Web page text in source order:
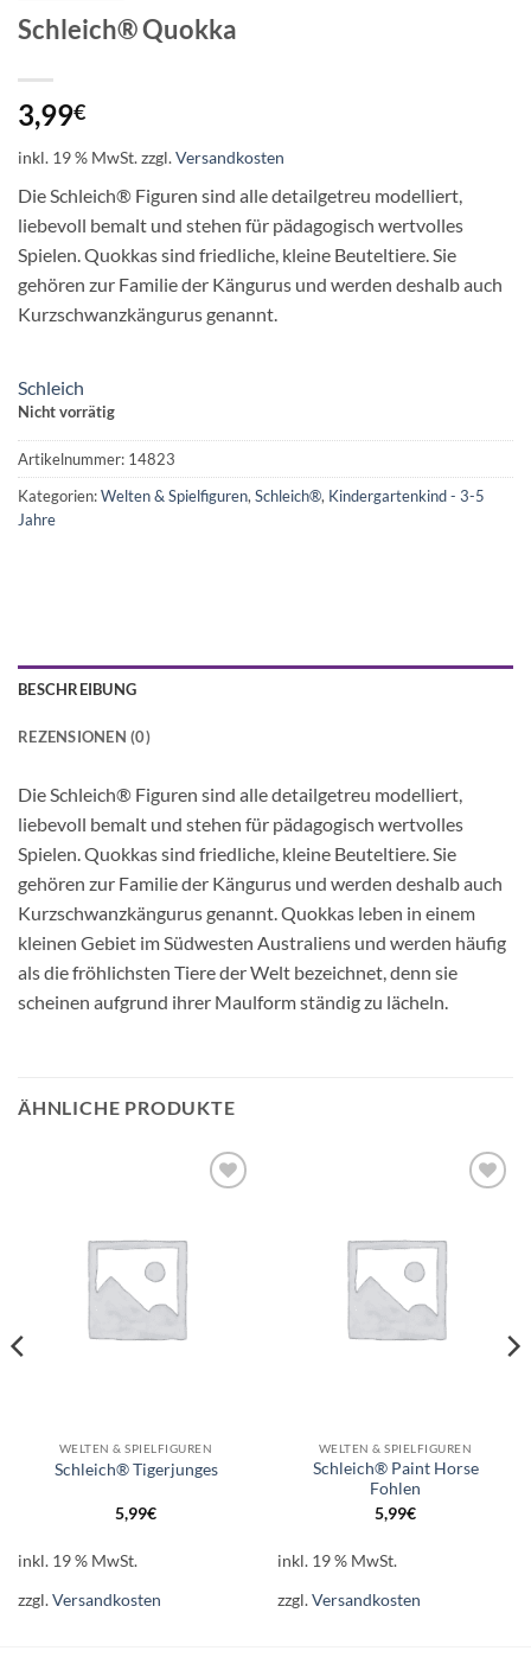
Schleich® Quokka
3,99€
inkl. 19 % MwSt.zzgl.Versandkosten
Die Schleich® Figuren sind alle detailgetreu modelliert,
liebevoll bemalt und stehen für pädagogisch wertvolles
Spielen. Quokkas sind friedliche, kleine Beuteltiere. Sie
gehören zur Familie der Kängurus und werden deshalb auch
Kurzschwanzkängurus genannt.
Schleich
Nicht vorrätig
Artikelnummer: 14823
Kategorien:Welten & Spielfiguren, Schleich®, Kindergartenkind - 3-5
Jahre
BESCHREIBUNG
REZENSIONEN (0)
Die Schleich® Figuren sind alle detailgetreu modelliert,
liebevoll bemalt und stehen für pädagogisch wertvolles
Spielen. Quokkas sind friedliche, kleine Beuteltiere. Sie
gehören zur Familie der Kängurus und werden deshalb auch
Kurzschwanzkängurus genannt. Quokkas leben in einem
kleinen Gebiet im Südwesten Australiens und werden häufig
als die fröhlichsten Tiere der Welt bezeichnet, denn sie
scheinen aufgrund ihrer Maulform ständig zu lächeln.
ÄHNLICHE PRODUKTE
WELTEN & SPIELFIGUREN
Schleich® Tigerjunges
5,99€
inkl. 19 % MwSt.
zzgl.Versandkosten
WELTEN & SPIELFIGUREN
Schleich® Paint Horse
Fohlen
5,99€
inkl. 19 % MwSt.
zzgl.Versandkosten